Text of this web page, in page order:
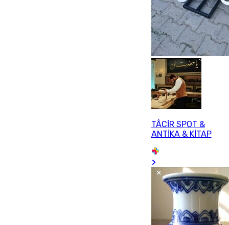
TÂCİR SPOT &
ANTİKA & KİTAP